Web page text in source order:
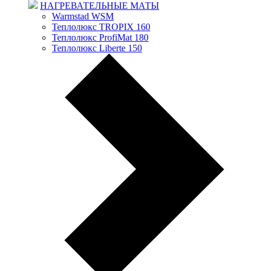
НАГРЕВАТЕЛЬНЫЕ МАТЫ
Warmstad WSM
Теплолюкс TROPIX 160
Теплолюкс ProfiMat 180
Теплолюкс Liberte 150